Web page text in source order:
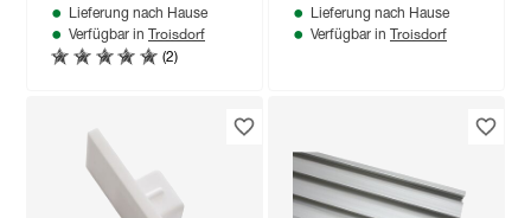
Lieferung nach Hause
Verfügbar in Troisdorf
(2)
Lieferung nach Hause
Verfügbar in Troisdorf